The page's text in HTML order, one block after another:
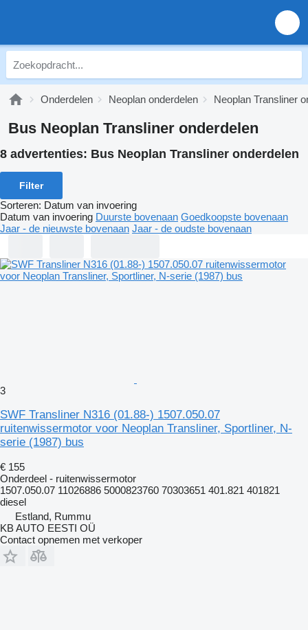
Onderdelen Neoplan onderdelen Neoplan Transliner
Bus Neoplan Transliner onderdelen
8 advertenties: Bus Neoplan Transliner onderdelen
Filter
Sorteren: Datum van invoering
Datum van invoering Duurste bovenaan Goedkoopste bovenaan
Jaar - de nieuwste bovenaan Jaar - de oudste bovenaan
3
SWF Transliner N316 (01.88-) 1507.050.07
ruitenwissermotor voor Neoplan Transliner, Sportliner, N-
serie (1987) bus
€ 155
Onderdeel - ruitenwissermotor
1507.050.07 11026886 5000823760 70303651 401.821 401821
diesel
Estland, Rummu
KB AUTO EESTI OÜ
Contact opnemen met verkoper